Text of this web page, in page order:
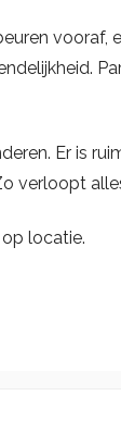
vooraf,
Er is
verloopt
locatie.